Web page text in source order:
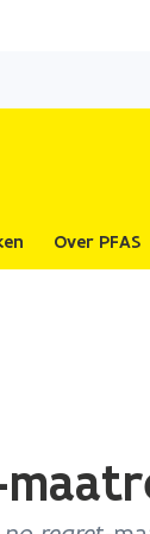
Over PFAS